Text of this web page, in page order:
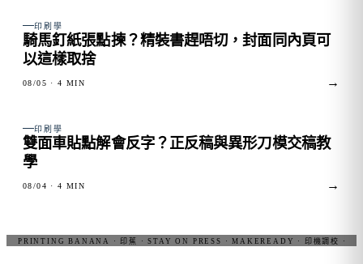
FIG. 02
印刷學
騎馬釘紙張點揀？精裝書趕唔切，封面同內頁可
以這樣取捨
08/05 · 4 MIN →
FIG. 03
印刷學
雙面車貼點解會反字？正反稿與異形刀模交稿教
學
08/04 · 4 MIN →